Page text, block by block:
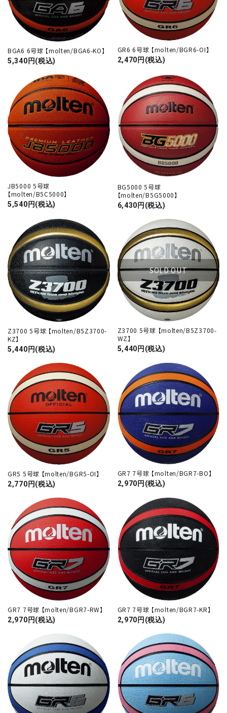
BGA6 6号球 【molten/BGA6-KO】
5,340円(税込)
GR6 6号球 【molten/BGR6-OI】
2,470円(税込)
JB5000 5号球
【molten/B5C5000】
5,540円(税込)
BG5000 5号球
【molten/B5G5000】
6,430円(税込)
Z3700 5号球 【molten/B5Z3700-
KZ】
5,440円(税込)
SOLD OUT
Z3700 5号球 【molten/B5Z3700-
WZ】
5,440円(税込)
GR5 5号球 【molten/BGR5-OI】
2,770円(税込)
GR7 7号球 【molten/BGR7-BO】
2,970円(税込)
GR7 7号球 【molten/BGR7-RW】
2,970円(税込)
GR7 7号球 【molten/BGR7-KR】
2,970円(税込)
キーワード